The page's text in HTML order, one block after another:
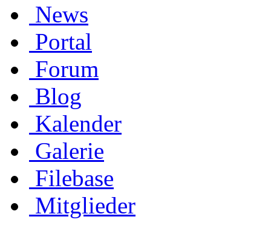
News
Portal
Forum
Blog
Kalender
Galerie
Filebase
Mitglieder